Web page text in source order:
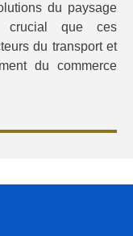
du paysage
crucial que ces
du transport et
du commerce